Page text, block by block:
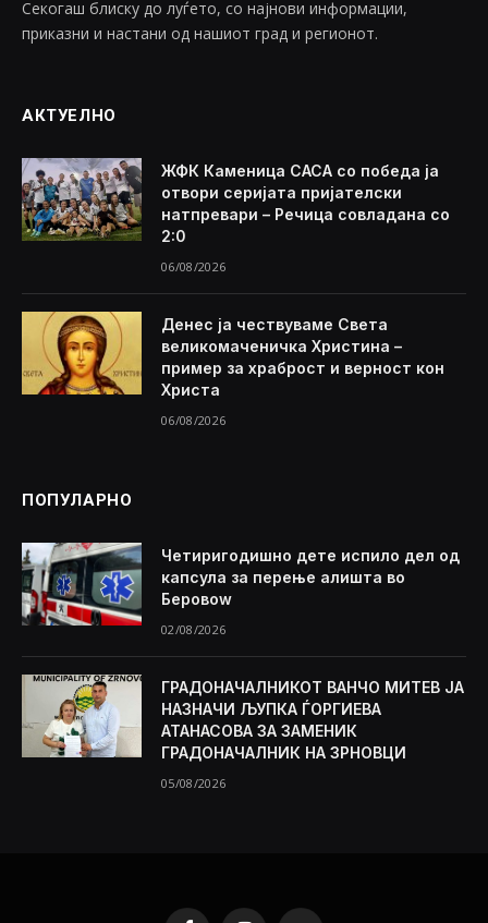
Секогаш блиску до луѓето, со најнови информации,
приказни и настани од нашиот град и регионот.
АКТУЕЛНО
ЖФК Каменица САСА со победа ја
отвори серијата пријателски
натпревари – Речица совладана со
2:0
06/08/2026
Денес ја чествуваме Света
великомаченичка Христина –
пример за храброст и верност кон
Христа
06/08/2026
ПОПУЛАРНО
Четиригодишно дете испило дел од
капсула за перење алишта во
Беровоw
02/08/2026
ГРАДОНАЧАЛНИКОТ ВАНЧО МИТЕВ ЈА
НАЗНАЧИ ЉУПКА ЃОРГИЕВА
АТАНАСОВА ЗА ЗАМЕНИК
ГРАДОНАЧАЛНИК НА ЗРНОВЦИ
05/08/2026